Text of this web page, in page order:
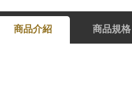
商品介紹 商品規格